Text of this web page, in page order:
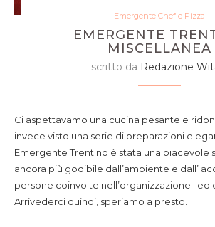
Emergente Chef e Pizza
EMERGENTE
MISCELLANEA
scritto da Redazione
Ci aspettavamo una cucina pesante e
invece visto una serie di preparazioni
Emergente Trentino è stata una piacevole
ancora più godibile dall’ambiente e dall’
persone coinvolte nell’organizzazione…ed
Arrivederci quindi, speriamo a presto.